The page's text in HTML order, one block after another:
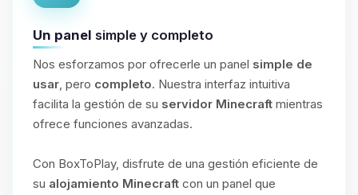
Un panel simple y completo
Nos esforzamos por ofrecerle un panel simple de
usar, pero completo. Nuestra interfaz intuitiva
facilita la gestión de su servidor Minecraft mientras
ofrece funciones avanzadas.
Con BoxToPlay, disfrute de una gestión eficiente de
su alojamiento Minecraft con un panel que